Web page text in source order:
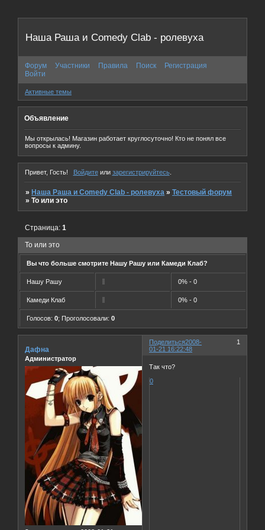
Наша Раша и Comedy Clab - ролевуха
Форум Участники Правила Поиск
Регистрация
Войти
Активные темы
Объявление
Мы открылась! Магазин работает круглосуточно! Кто не понял все
вопросы к админу.
Привет, Гость! Войдитеили зарегистрируйтесь.
» Наша Раша и Comedy Clab - ролевуха »Тестовый форум
»То или это
То или это
Страница:1
Вы что больше смотрите Нашу Рашу или Камеди Клаб?
Нашу Рашу 0% - 0
Камеди Клаб 0% - 0
Голосов: 0; Проголосовали: 0
Поделиться 1
2008-
01-21 16:22:48
Дафна
Администратор
Так что?
0